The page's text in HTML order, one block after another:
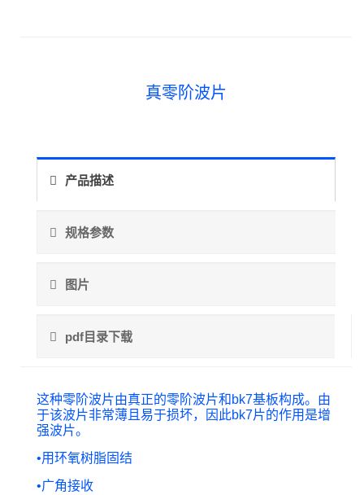
真零阶波片
产品描述
规格参数
图片
pdf目录下载
这种零阶波片由真正的零阶波片和bk7基板构成。由
于该波片非常薄且易于损坏，因此bk7片的作用是增
强波片。
•用环氧树脂固结
•广角接收